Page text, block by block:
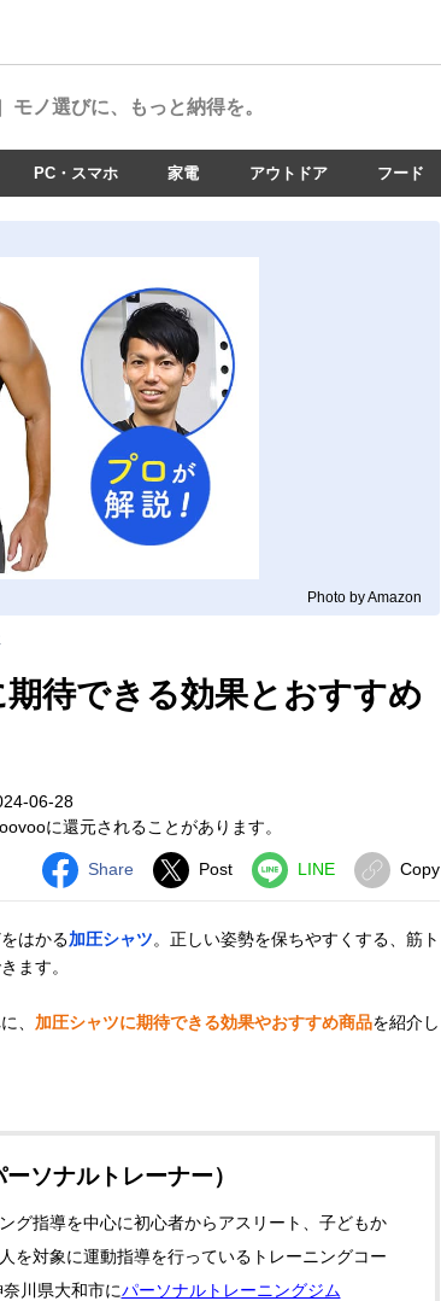
モノ選びに、もっと納得を。
PC・スマホ 家電 アウトドア フード
Photo by Amazon
期待できる効果とおすすめ
06-28
に還元されることがあります。
Share Post LINE Copy
はかる加圧シャツ。正しい姿勢を保ちやすくする、筋ト
ます。
に、 加圧シャツに期待できる効果やおすすめ商品を紹介し
ソナルトレーナー）
グ指導を中心に初心者からアスリート、子どもか
を対象に運動指導を行っているトレーニングコー
川県大和市にパーソナルトレーニングジム